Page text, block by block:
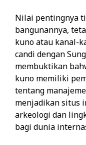
Nilai pentingnya
bangunannya,
kuno atau kanal-
candi dengan
membuktikan
kuno memiliki
tentang
menjadikan situs
arkeologi dan
bagi dunia